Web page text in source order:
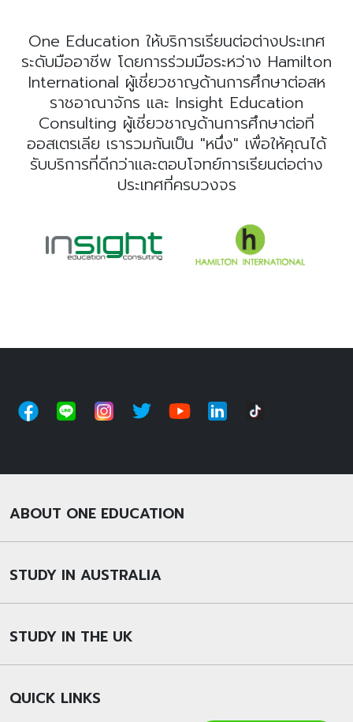
One Education ให้บริการเรียนต่อต่างประเทศ
ระดับมืออาชีพ โดยการร่วมมือระหว่าง Hamilton
International ผู้เชี่ยวชาญด้านการศึกษาต่อสห
ราชอาณาจักร และ Insight Education
Consulting ผู้เชี่ยวชาญด้านการศึกษาต่อที่
ออสเตรเลีย เรารวมกันเป็น "หนึ่ง" เพื่อให้คุณได้
รับบริการที่ดีกว่าและตอบโจทย์การเรียนต่อต่าง
ประเทศที่ครบวงจร
ABOUT ONE EDUCATION
STUDY IN AUSTRALIA
STUDY IN THE UK
QUICK LINKS